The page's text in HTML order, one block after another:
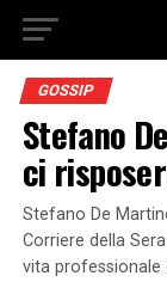
GOSSIP
Stefano
ci
Stefano De
Corriere della
vita professionale